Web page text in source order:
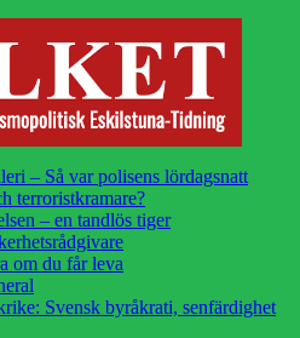
– Så var polisens lördagsnatt
terroristkramare?
– en tandlös tiger
om du får leva
Svensk byråkrati, senfärdighet